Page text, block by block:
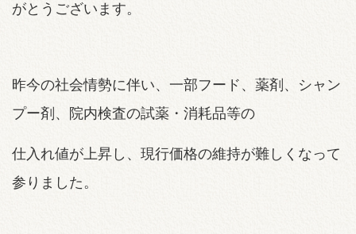
がとうございます。
昨今の社会情勢に伴い、一部フード、薬剤、シャン
プー剤、院内検査の試薬・消耗品等の
仕入れ値が上昇し、 現行価格の維持が難しくなって
参りました。